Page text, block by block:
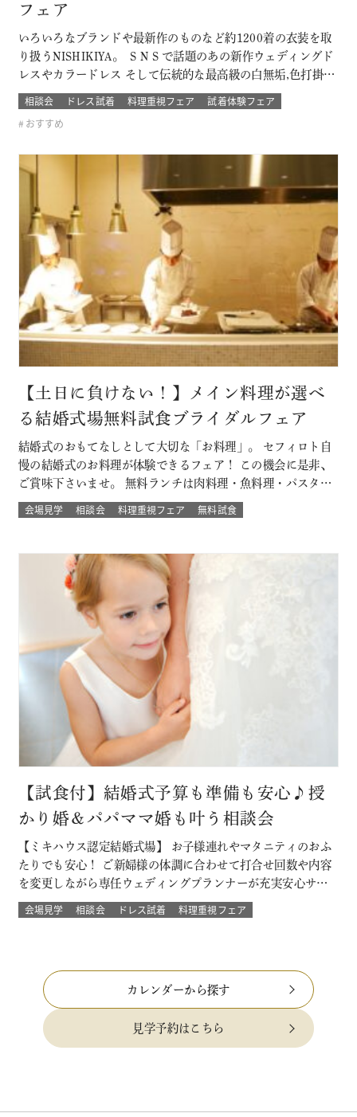
フェア
いろいろなブランドや最新作のものなど約1200着の衣装を取
り扱うNISHIKIYA。 ＳＮＳで話題のあの新作ウェディングド
レスやカラードレス そして伝統的な最高級の白無垢,色打掛,本
振袖からブライズメイドの衣裳まで 衣裳のラインナップは品
質や数どちらとも県内でもトップレベル プロのドレスコーデ
ィネーターと打ち合わせをして結婚式当日の「運命の一着」
相談会 ドレス試着 料理重視フェア
試着体験フェア
おすすめ
【土日に負けない！】メイン料理が選べ
る結婚式場無料試食ブライダルフェア
結婚式のおもてなしとして大切な「お料理」。 セフィロト自
慢の結婚式のお料理が体験できるフェア！ この機会に是非、
ご賞味下さいませ。 無料ランチは肉料理・魚料理・パスタか
らお選び頂けます。 平日開催なので土日とは違ってゆっくり
人気の結婚式演出体験や結婚式場の待合室などの付帯設備も
ったお料理」。 ぜひ一度試…
会場見学 相談会 料理重視フェア 無料試食
【試食付】結婚式予算も準備も安心♪授
かり婚＆パパママ婚も叶う相談会
【ミキハウス認定結婚式場】 お子様連れやマタニティのおふ
たりでも安心！ ご新婦様の体調に合わせて打合せ回数や内容
を変更しながら専任ウェディングプランナーが充実安心サポ
ート 授かり婚のカップルもパパママ婚のカップルが不安な部
分をすべて解消 必要なベビー用品やお部屋などもすべて結婚
会場見学 相談会 ドレス試着 料理重視フェア
カレンダーから探す
見学予約はこちら